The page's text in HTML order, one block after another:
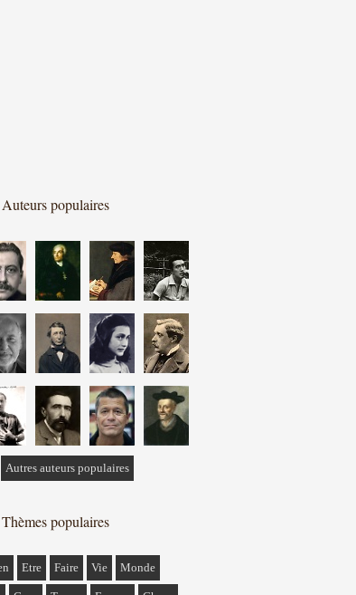
Auteurs populaires
Autres auteurs populaires
Thèmes populaires
Etre Faire Vie Monde